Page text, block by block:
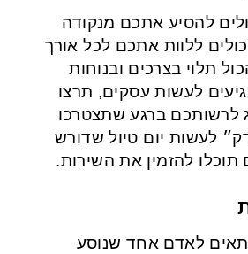
להסיע אתכם מנקודה
ללוות אתכם לכל אורך
תלוי בצרכים ובנוחות
לעשות עסקים, תרצו
לרשותכם ברגע שתצטרכו
לעשות יום טיול שדורש
תוכלו להזמין את השירות.
לאדם אחד שנוסע